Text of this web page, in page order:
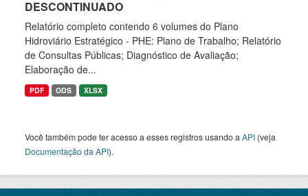
DESCONTINUADO
Relatório completo contendo 6 volumes do Plano
Hidroviário Estratégico - PHE: Plano de Trabalho; Relatório
de Consultas Públicas; Diagnóstico de Avaliação;
Elaboração de...
PDF ODS XLSX
Você também pode ter acesso a esses registros usando a API (veja
Documentação da API).